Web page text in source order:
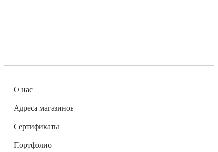
О нас
Адреса магазинов
Сертификаты
Портфолио